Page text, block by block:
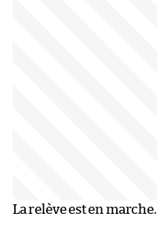
La relève est en marche.